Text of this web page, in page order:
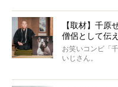
力をもつお笑い
犬の旅立ちや供
インタビュアー
識にも長けている
「愛犬が旅立っ
【取材】千
僧侶として伝
お笑いコンビ「
いじさん。